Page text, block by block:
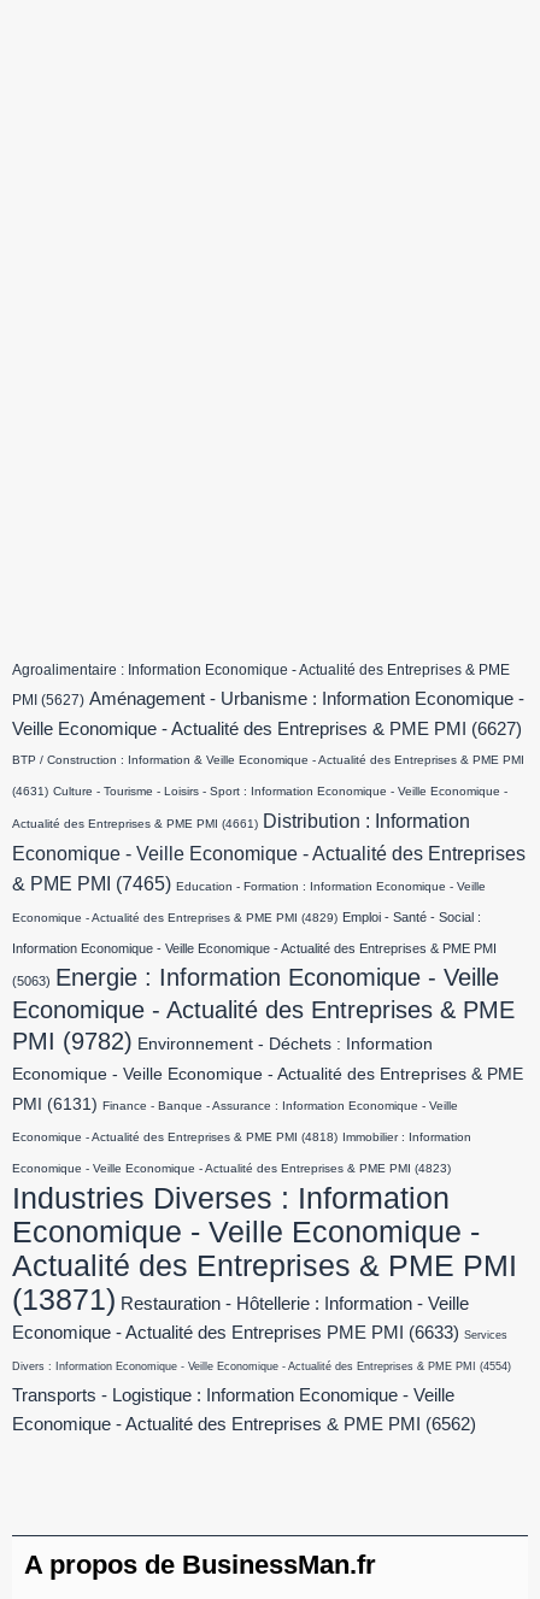
Agroalimentaire : Information Economique - Actualité des Entreprises & PME
PMI (5627) Aménagement - Urbanisme : Information Economique -
Veille Economique - Actualité des Entreprises & PME PMI
(6627)
BTP / Construction : Information & Veille Economique - Actualité des Entreprises & PME PMI
(4631) Culture - Tourisme - Loisirs - Sport : Information Economique - Veille Economique -
Actualité des Entreprises & PME PMI (4661) Distribution : Information
Economique - Veille Economique - Actualité des Entreprises
& PME PMI
(7465) Education - Formation : Information Economique - Veille
Economique - Actualité des Entreprises & PME PMI (4829) Emploi - Santé - Social :
Information Economique - Veille Economique - Actualité des Entreprises & PME PMI
(5063) Energie : Information Economique - Veille
Economique - Actualité des Entreprises & PME
PMI (9782) Environnement - Déchets : Information
Economique - Veille Economique - Actualité des Entreprises & PME
PMI
(6131) Finance - Banque - Assurance : Information Economique - Veille
Economique - Actualité des Entreprises & PME PMI (4818) Immobilier : Information
Economique - Veille Economique - Actualité des Entreprises & PME PMI (4823)
Industries Diverses : Information
Economique - Veille Economique -
Actualité des Entreprises & PME PMI
(13871) Restauration - Hôtellerie : Information - Veille
Economique - Actualité des Entreprises PME PMI
(6633) Services
Divers : Information Economique - Veille Economique - Actualité des Entreprises & PME PMI (4554)
Transports - Logistique : Information Economique - Veille
Economique - Actualité des Entreprises & PME PMI
(6562)
A propos de BusinessMan.fr